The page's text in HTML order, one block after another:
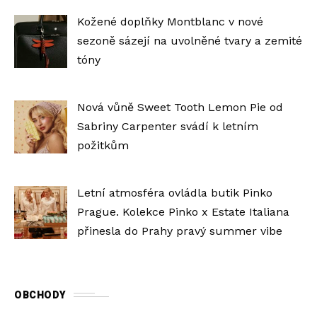
Kožené doplňky Montblanc v nové
sezoně sázejí na uvolněné tvary a zemité
tóny
Nová vůně Sweet Tooth Lemon Pie od
Sabriny Carpenter svádí k letním
požitkům
Letní atmosféra ovládla butik Pinko
Prague. Kolekce Pinko x Estate Italiana
přinesla do Prahy pravý summer vibe
OBCHODY